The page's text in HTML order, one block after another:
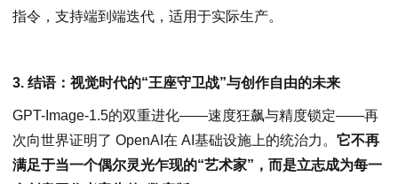
指令，支持端到端迭代，适用于实际生产。
3. 结语：视觉时代的“王座守卫战”与创作自由的未来
GPT-Image-1.5的双重进化——速度狂飙与精度锁定——再
次向世界证明了 OpenAI在 AI基础设施上的统治力。 它不再
满足于当一个偶尔灵光乍现的“艺术家”，而是立志成为每一